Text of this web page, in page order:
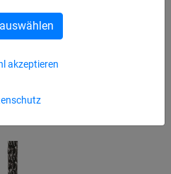
akzeptieren